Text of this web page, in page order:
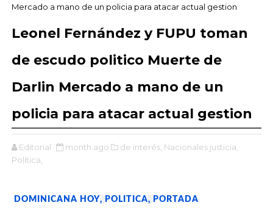
Mercado a mano de un policia para atacar actual gestion
Leonel Fernández y FUPU toman
de escudo politico Muerte de
Darlin Mercado a mano de un
policia para atacar actual gestion
Editorial month ago de interés, Nacionales justicia,
Política,
DOMINICANA HOY, POLITICA, PORTADA